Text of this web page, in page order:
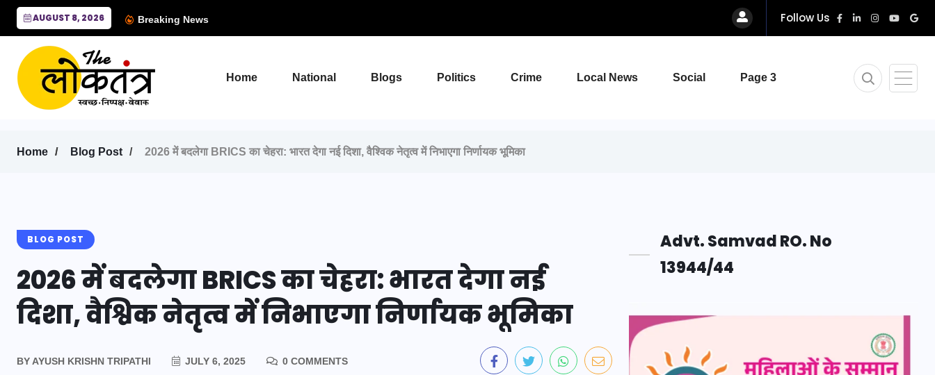
AUGUST 8, 2026 Breaking News Follow Us
Home National Blogs Politics Crime Local News Social Page 3
Home Blog Post 2026 में बदलेगा BRICS का चेहरा: भारत देगा नई दिशा, वैश्विक नेतृत्व में निभाएगा निर्णायक भूमिका
BLOG POST
2026 में बदलेगा BRICS का चेहरा: भारत देगा नई
दिशा, वैश्विक नेतृत्व में निभाएगा निर्णायक भूमिका
BY AYUSH KRISHN TRIPATHI JULY 6, 2025 0 COMMENTS
Advt. Samvad RO. No
13944/44